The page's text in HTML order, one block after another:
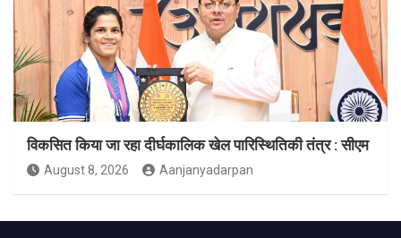
विकसित किया जा रहा दीर्घकालिक खेल पारिस्थितिकी तंत्र : सीएम
August 8, 2026 Aanjanyadarpan